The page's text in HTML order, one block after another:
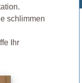
schlimmen
Ihr